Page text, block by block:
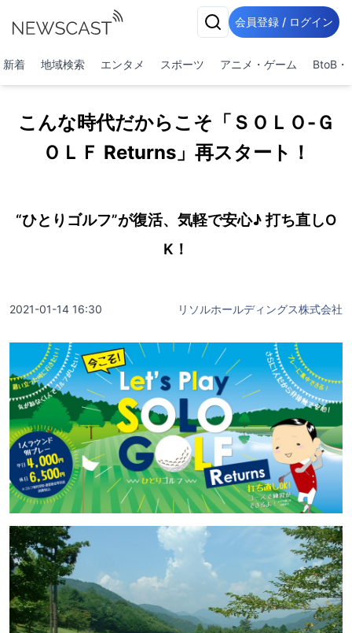
会員登録 / ログイン
新着 地域検索 エンタメ スポーツ アニメ・ゲーム BtoB・
こんな時代だからこそ「ＳＯＬＯ-Ｇ
ＯＬＦ Returns」再スタート！
“ひとりゴルフ”が復活、気軽で安心♪ 打ち直しO
K！
2021-01-14 16:30 リソルホールディングス株式会社